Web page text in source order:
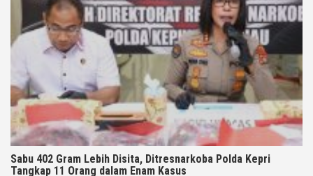
Sabu 402 Gram Lebih Disita, Ditresnarkoba Polda Kepri
Tangkap 11 Orang dalam Enam Kasus